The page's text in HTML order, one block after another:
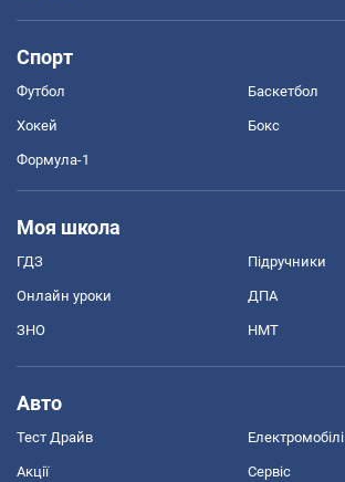
Спорт
Футбол Баскетбол
Хокей Бокс
Формула-1
Моя школа
ГДЗ Підручники
Онлайн уроки ДПА
ЗНО НМТ
Авто
Тест Драйв Електромобілі
Акції Сервіс